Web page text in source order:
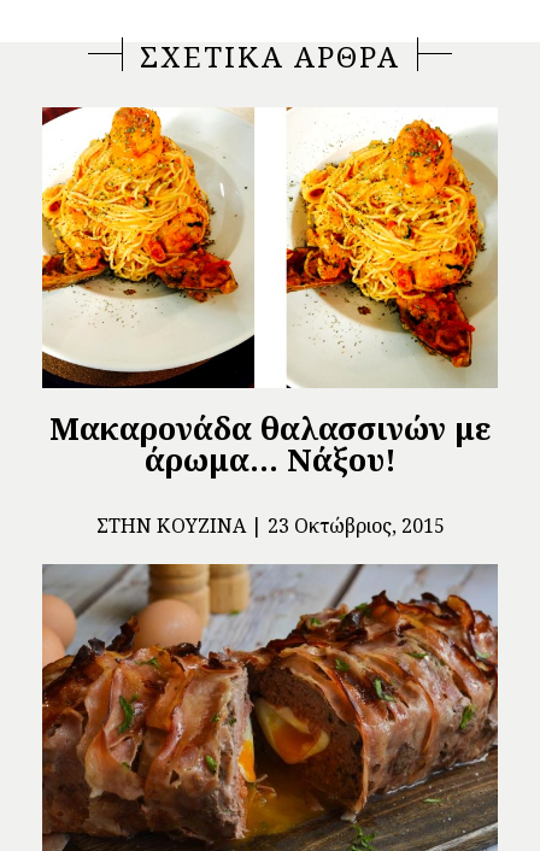
ΣΧΕΤΙΚΑ ΑΡΘΡΑ
Μακαρονάδα θαλασσινών με
άρωμα… Νάξου!
ΣΤΗΝ ΚΟΥΖΊΝΑ 23 Οκτώβριος, 2015